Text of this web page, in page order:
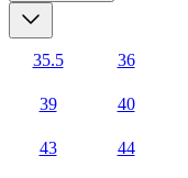
35.5 36
39 40
43 44